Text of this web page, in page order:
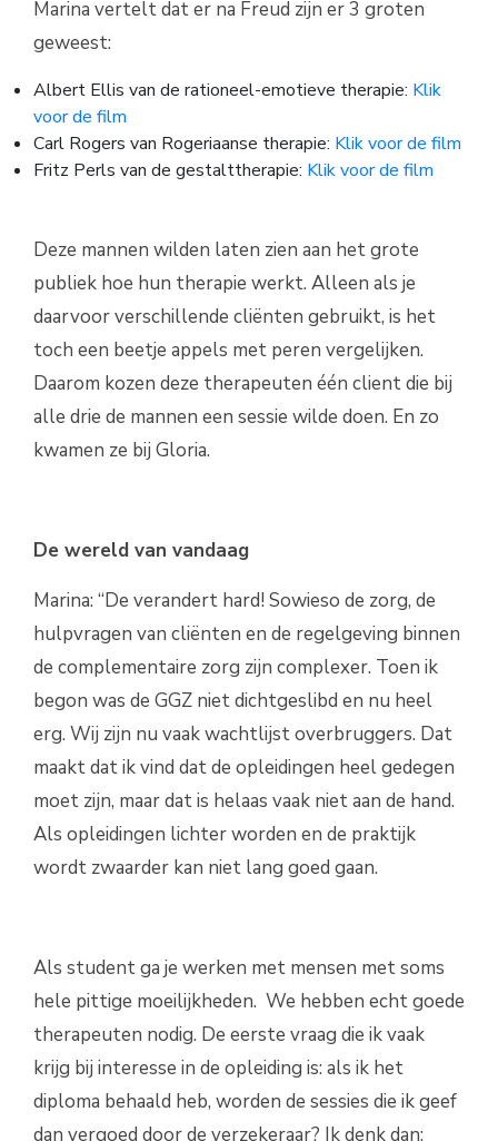
Marina vertelt dat er na Freud zijn er 3 groten
geweest:
Albert Ellis van de rationeel-emotieve therapie: Klik
voor de film
Carl Rogers van Rogeriaanse therapie: Klik voor de film
Fritz Perls van de gestalttherapie: Klik voor de film
Deze mannen wilden laten zien aan het grote
publiek hoe hun therapie werkt. Alleen als je
daarvoor verschillende cliënten gebruikt, is het
toch een beetje appels met peren vergelijken.
Daarom kozen deze therapeuten één client die bij
alle drie de mannen een sessie wilde doen. En zo
kwamen ze bij Gloria.
De wereld van vandaag
Marina: “De verandert hard! Sowieso de zorg, de
hulpvragen van cliënten en de regelgeving binnen
de complementaire zorg zijn complexer. Toen ik
begon was de GGZ niet dichtgeslibd en nu heel
erg. Wij zijn nu vaak wachtlijst overbruggers. Dat
maakt dat ik vind dat de opleidingen heel gedegen
moet zijn, maar dat is helaas vaak niet aan de hand.
Als opleidingen lichter worden en de praktijk
wordt zwaarder kan niet lang goed gaan.
Als student ga je werken met mensen met soms
hele pittige moeilijkheden. We hebben echt goede
therapeuten nodig. De eerste vraag die ik vaak
krijg bij interesse in de opleiding is: als ik het
diploma behaald heb, worden de sessies die ik geef
dan vergoed door de verzekeraar? Ik denk dan: